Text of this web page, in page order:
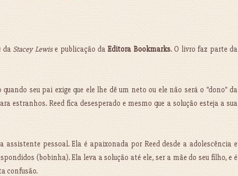
daStacey Lewise publicação daEditora Bookmarks. O livro faz parte da
seu pai exige que ele lhe dê um neto ou ele não será o "dono" da
estranhos. Reed fica desesperado e mesmo que a solução esteja a sua
assistente pessoal. Ela é apaixonada por Reed desde a adolescência e
(bobinha). Ela leva a solução até ele, ser a mãe do seu filho, e é
confusão.